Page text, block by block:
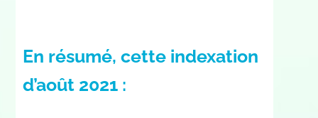
En résumé, cette indexation
d’août 2021 :